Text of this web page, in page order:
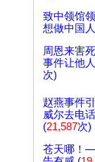
致中领馆
想做中国
周恩来害
事件让他
次)
赵燕事件
威尔去电
(21,587次)
苍天哪！